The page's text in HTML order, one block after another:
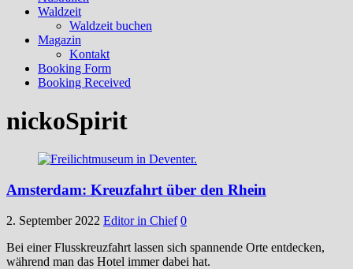
Waldzeit
Waldzeit buchen
Magazin
Kontakt
Booking Form
Booking Received
nickoSpirit
Amsterdam: Kreuzfahrt über den Rhein
2. September 2022 Editor in Chief 0
Bei einer Flusskreuzfahrt lassen sich spannende Orte entdecken,
während man das Hotel immer dabei hat.